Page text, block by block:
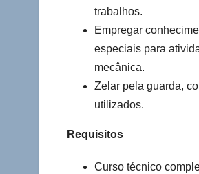
trabalhos.
Empregar
especiais para
mecânica.
Zelar pela guarda,
utilizados.
Requisitos
Curso técnico